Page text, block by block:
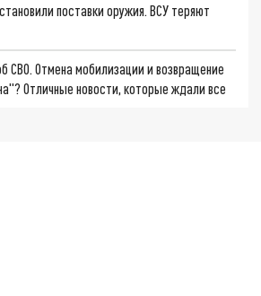
поставки оружия. ВСУ теряют
СВО. Отмена мобилизации и возвращение
Отличные новости, которые ждали все